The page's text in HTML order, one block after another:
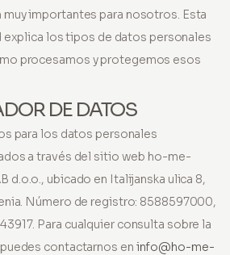
importantes para nosotros. Esta
explica los tipos de datos personales
procesamos y protegemos esos
DE DATOS
para los datos personales
a través del sitio web ho-me-
d.o.o., ubicado en Italijanska ulica 8,
Número de registro: 8588597000,
Para cualquier consulta sobre la
contactarnos en info@ho-me-